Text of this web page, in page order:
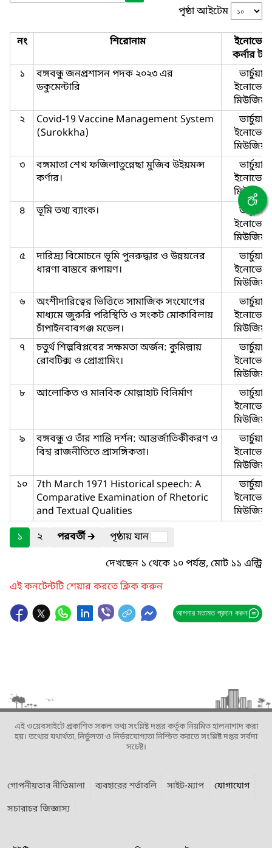
পৃষ্ঠা আইটেম
নং শিরোনাম
কর্নার
১
বঙ্গবন্ধু জনপ্রশাসন পদক ২০২৩ এর
ডকুমেন্টারি
ভার্চুয়াল
২
Covid-19 Vaccine Management System
(Surokkha)
ভার্চুয়াল
৩
বঙ্গমাতা শেখ ফজিলাতুন্নেছা মুজিব উইয়মন্স
কর্ণার।
ভার্চুয়াল
৪
ভূমি তথ্য ব্যাংক।
ভার্চুয়াল
৫
দারিদ্র্য বিমোচনে ভূমি পুনরুদ্ধার ও উন্নয়নের
ধারণা বাস্তবে রূপায়ণ।
ভার্চুয়াল
৬
অংশীদারিত্বের ভিত্তিতে সামাজিক সংযোগের
মাধ্যমে জুরুরি পরিস্থিতি ও সংকট মোকাবিলায়
চাঁপাইনবাবগঞ্জ মডেল।
ভার্চুয়াল
৭
চতুর্থ শিল্পবিপ্লবের সক্ষমতা অর্জন: কুমিল্লায়
রোবটিক্স ও প্রোগ্রামিং।
ভার্চুয়াল
৮
আলোকিত ও মানবিক মোল্লাহাট বিনির্মাণ
ভার্চুয়াল
৯
বঙ্গবন্ধু ও তাঁর শান্তি দর্শন: আন্তর্জাতিকীকরণ ও
বিশ্ব রাজনীতিতে প্রাসঙ্গিকতা।
ভার্চুয়াল
১০
7th March 1971 Historical speech: A
Comparative Examination of Rhetoric
and Textual Qualities
ভার্চুয়াল
১
২ পরবর্তী🡲
পৃষ্ঠায় যান
দেখছেন ১ থেকে ১০ পর্যন্ত, মোট ১১ এন্ট্রি
এই কনটেন্টটি শেয়ার করতে ক্লিক করুন
আপনার মতামত প্রদান করুন
এই ওয়েবসাইটে প্রকাশিত সকল তথ্য সংশ্লিষ্ট দপ্তর কর্তৃক নিয়মিত হালনাগাদ করা
হয়। তথ্যের যথার্থতা, নির্ভুলতা ও নির্ভরযোগ্যতা নিশ্চিত করতে সংশ্লিষ্ট দপ্তর সর্বদা
সচেষ্ট।
গোপনীয়তার নীতিমালা ব্যবহারের শর্তাবলি সাইট-ম্যাপ
যোগাযোগ
সচারাচর জিজ্ঞাস্য